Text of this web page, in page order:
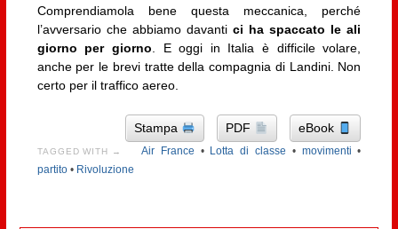
Comprendiamola bene questa meccanica, perché
l’avversario che abbiamo davanti ci ha spaccato le ali
giorno per giorno . E oggi in Italia è difficile volare,
anche per le brevi tratte della compagnia di Landini. Non
certo per il traffico aereo.
Stampa PDF eBook
TAGGED WITH → Air France • Lotta di classe • movimenti •
partito• Rivoluzione